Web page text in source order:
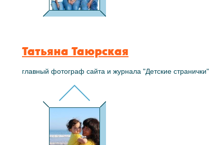
Татьяна Таюрская
главный фотограф сайта и журнала "Детские странички"